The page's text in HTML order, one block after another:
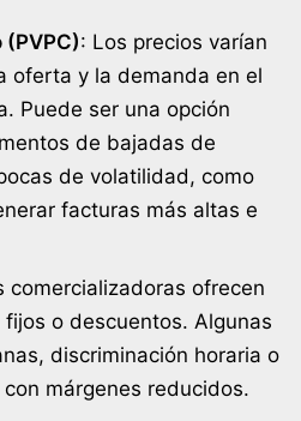
: Los precios varían
oferta y la demanda en el
Puede ser una opción
de bajadas de
de volatilidad, como
facturas más altas e
comercializadoras ofrecen
o descuentos. Algunas
discriminación horaria o
márgenes reducidos.